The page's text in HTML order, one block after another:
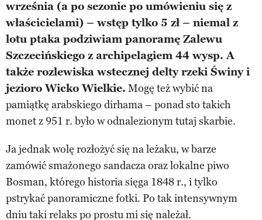
września (a po sezonie po umówieniu się z
właścicielami) – wstęp tylko 5 zł – niemal z
lotu ptaka podziwiam panoramę Zalewu
Szczecińskiego z archipelagiem 44 wysp. A
także rozlewiska wstecznej delty rzeki Świny i
jezioro Wicko Wielkie. Mogę też wybić na
pamiątkę arabskiego dirhama – ponad sto takich
monet z 951 r. było w odnalezionym tutaj skarbie.
Ja jednak wolę rozłożyć się na leżaku, w barze
zamówić smażonego sandacza oraz lokalne piwo
Bosman, którego historia sięga 1848 r., i tylko
pstrykać panoramiczne fotki. Po tak intensywnym
dniu taki relaks po prostu mi się należał.